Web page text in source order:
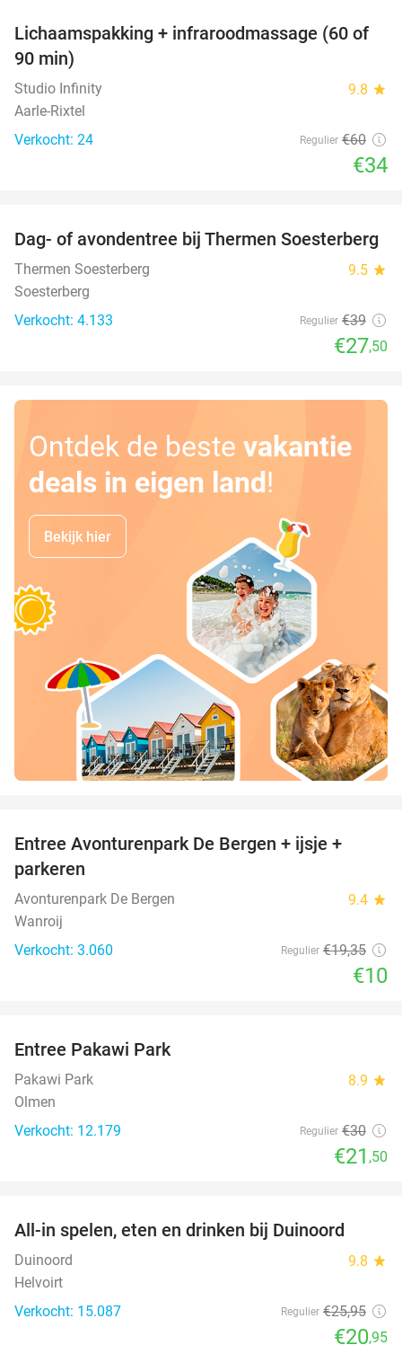
43%
Lichaamspakking + infraroodmassage (60 of
90 min)
Studio Infinity 9.8 star
Aarle-Rixtel
Verkocht: 24
Regulier €60
€34
29%
Dag- of avondentree bij Thermen Soesterberg
Thermen Soesterberg 9.5 star
Soesterberg
Verkocht: 4.133
Regulier €39
€27,50
Ontdek de beste vakantie
deals in eigen land!
Bekijk hier
Entree Avonturenpark De Bergen + ijsje +
parkeren
Avonturenpark De Bergen 9.4 star
Wanroij
Verkocht: 3.060
Regulier €19,35
€10
Entree Pakawi Park
Pakawi Park 8.9 star
Olmen
Verkocht: 12.179
Regulier €30
€21 ,50
All-in spelen, eten en drinken bij Duinoord
Duinoord 9.8 star
Helvoirt
Verkocht: 15.087
Regulier €25,95
€20,95